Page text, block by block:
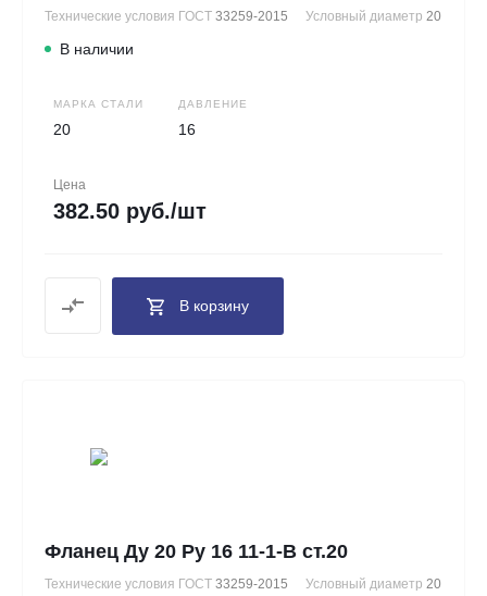
Технические условия ГОСТ 33259-2015 Условный диаметр 20
В наличии
МАРКА СТАЛИ
20
ДАВЛЕНИЕ
16
Цена
382.50 руб./шт
В корзину
Фланец Ду 20 Ру 16 11-1-В ст.20
Технические условия ГОСТ 33259-2015 Условный диаметр 20